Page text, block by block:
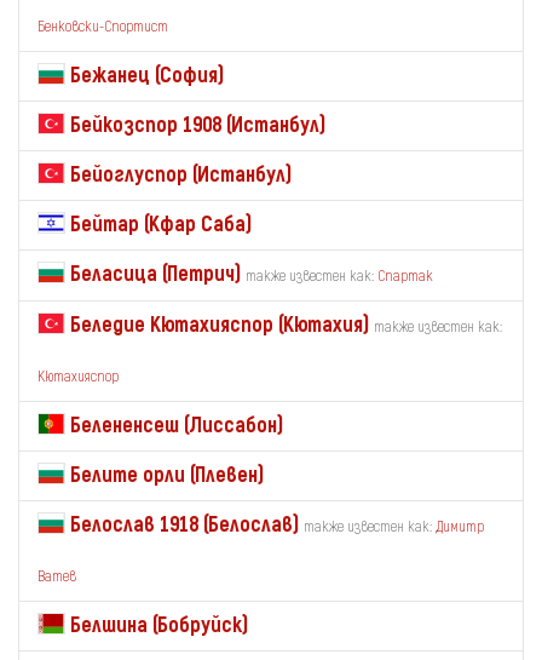
Бенковски-Спортист
Бежанец (София)
Бейкозспор 1908 (Истанбул)
Бейоглуспор (Истанбул)
Бейтар (Кфар Саба)
Беласица (Петрич) также известен как: Спартак
Беледие Кютахияспор (Кютахия) также известен как:
Кютахияспор
Белененсеш (Лиссабон)
Белите орли (Плевен)
Белослав 1918 (Белослав) также известен как:Димитр
Ватев
Белшина (Бобруйск)